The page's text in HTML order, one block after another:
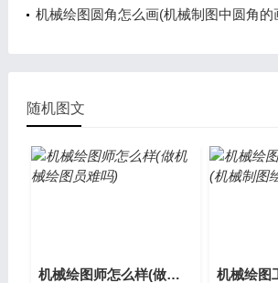
机械绘图圆角怎么画(机械制图中圆角的
随机图文
机械绘图师怎么样(做机械绘图员难吗)